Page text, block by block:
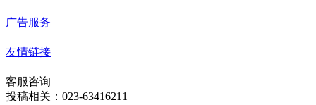
广告服务
友情链接
客服咨询
投稿相关：023-63416211